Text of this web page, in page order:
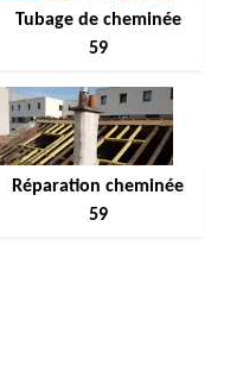
Tubage de cheminée
59
Réparation cheminée
59